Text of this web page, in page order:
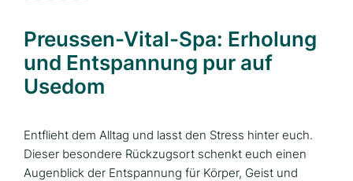
Preussen-Vital-Spa: Erholung
und Entspannung pur auf
Usedom
Entflieht dem Alltag und lasst den Stress hinter euch.
Dieser besondere Rückzugsort schenkt euch einen
Augenblick der Entspannung für Körper, Geist und